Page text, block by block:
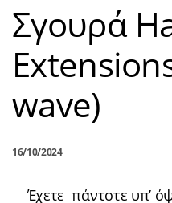
Σγουρά
wave)
16/10/2024
Έχετε πάντοτε υπ’